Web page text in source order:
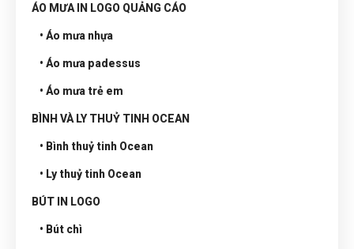
ÁO MƯA IN LOGO QUẢNG CÁO
• Áo mưa nhựa
• Áo mưa padessus
• Áo mưa trẻ em
BÌNH VÀ LY THUỶ TINH OCEAN
• Bình thuỷ tinh Ocean
• Ly thuỷ tinh Ocean
BÚT IN LOGO
• Bút chì